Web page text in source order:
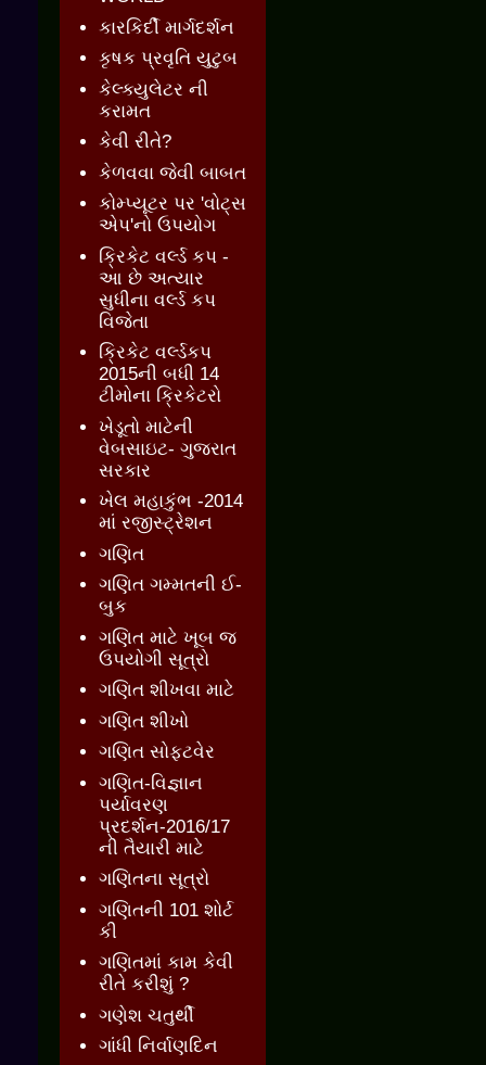
કારકિર્દી માર્ગદર્શન
કૃષક પ્રવૃતિ યુટુબ
કેલ્ક્યુલેટર ની
કરામત
કેવી રીતે?
કેળવવા જેવી બાબત
કોમ્પ્યૂટર પર 'વોટ્સ
એપ'નો ઉપયોગ
ક્રિકેટ વર્લ્ડ કપ -
આ છે અત્યાર
સુધીના વર્લ્ડ કપ
વિજેતા
ક્રિકેટ વર્લ્ડકપ
2015ની બધી 14
ટીમોના ક્રિકેટરો
ખેડૂતો માટેની
વેબસાઇટ- ગુજરાત
સરકાર
ખેલ મહાકુંભ -2014
માં રજીસ્ટ્રેશન
ગણિત
ગણિત ગમ્મતની ઈ-
બુક
ગણિત માટે ખૂબ જ
ઉપયોગી સૂત્રો
ગણિત શીખવા માટે
ગણિત શીખો
ગણિત સોફ્ટવેર
ગણિત-વિજ્ઞાન
પર્યાવરણ
પ્રદર્શન-2016/17
ની તૈયારી માટે
ગણિતના સૂત્રો
ગણિતની 101 શોર્ટ
કી
ગણિતમાં કામ કેવી
રીતે કરીશું ?
ગણેશ ચતુર્થી
ગાંધી નિર્વાણદિન